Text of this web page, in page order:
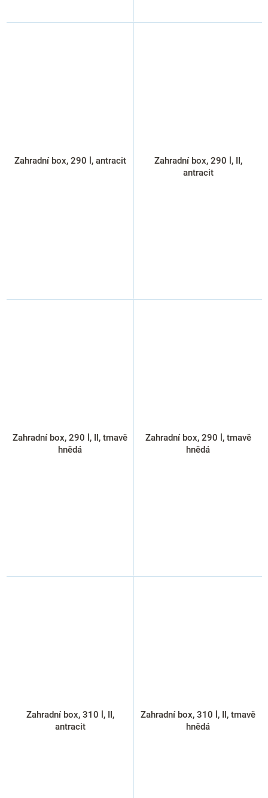
Zahradní box, 290 l, antracit
Zahradní box, 290 l, II,
antracit
Zahradní box, 290 l, II, tmavě
hnědá
Zahradní box, 290 l, tmavě
hnědá
Zahradní box, 310 l, II,
antracit
Zahradní box, 310 l, II, tmavě
hnědá